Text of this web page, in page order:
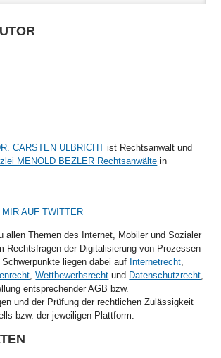
CARSTEN ULBRICHT ist Rechtsanwalt und
MENOLD BEZLER Rechtsanwälte in
AUF TWITTER
allen Themen des Internet, Mobiler und Sozialer
Rechtsfragen der Digitalisierung von Prozessen
liegen dabei auf Internetrecht
,Wettbewerbsrecht und Datenschutzrecht
entsprechender AGB bzw.
und der Prüfung der rechtlichen Zulässigkeit
bzw. der jeweiligen Plattform.